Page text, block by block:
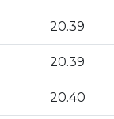
20.39
20.39
20.40